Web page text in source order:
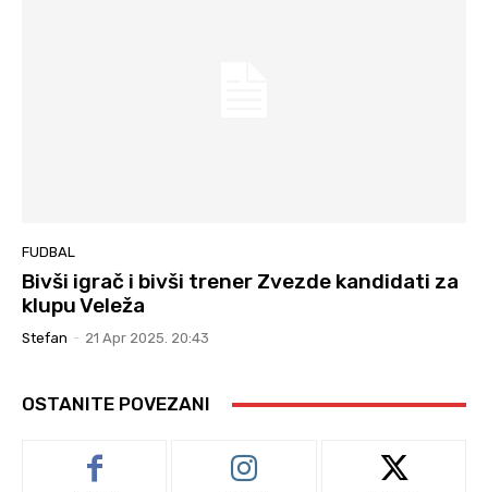
FUDBAL
Bivši igrač i bivši trener Zvezde kandidati za
klupu Veleža
Stefan - 21 Apr 2025. 20:43
OSTANITE POVEZANI